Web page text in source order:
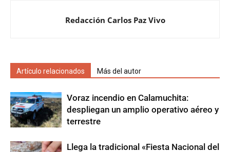
Redacción Carlos Paz Vivo
Artículo relacionados Más del autor
Voraz incendio en Calamuchita:
despliegan un amplio operativo aéreo y
terrestre
Llega la tradicional «Fiesta Nacional del